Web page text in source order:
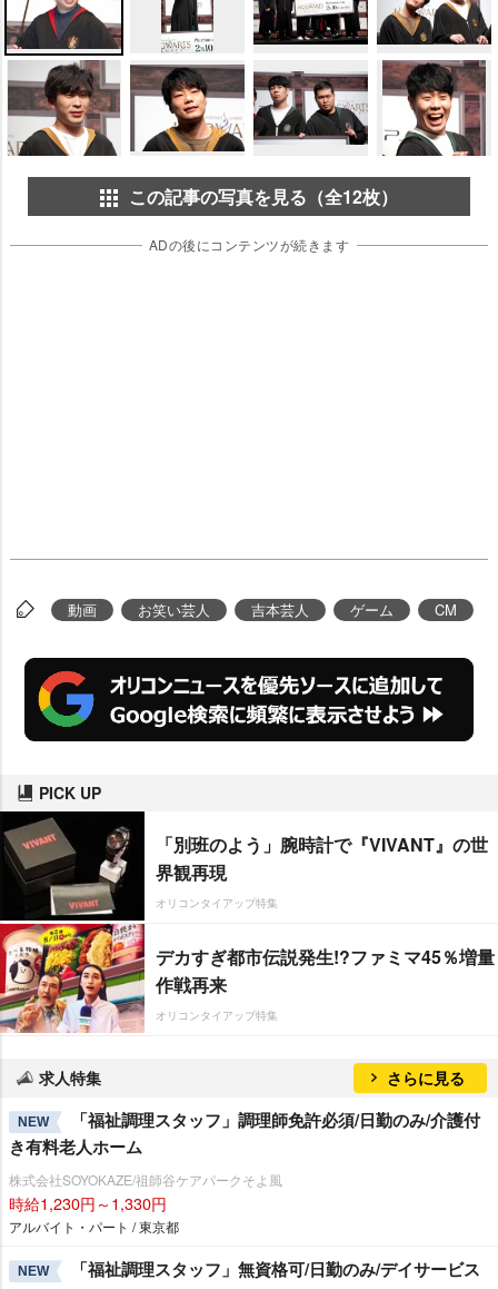
この記事の写真を見る（全12枚）
ADの後にコンテンツが続きます
動画 お笑い芸人 吉本芸人 ゲーム CM
PICK UP
「別班のよう」腕時計で『VIVANT』の世
界観再現
オリコンタイアップ特集
デカすぎ都市伝説発生!?ファミマ45％増量
作戦再来
オリコンタイアップ特集
求人特集 さらに見る
NEW
「福祉調理スタッフ」調理師免許必須/日勤のみ/介護付
き有料老人ホーム
株式会社SOYOKAZE/祖師谷ケアパークそよ風
時給1,230円～1,330円
アルバイト・パート / 東京都
NEW 「福祉調理スタッフ」無資格可/日勤のみ/デイサービス